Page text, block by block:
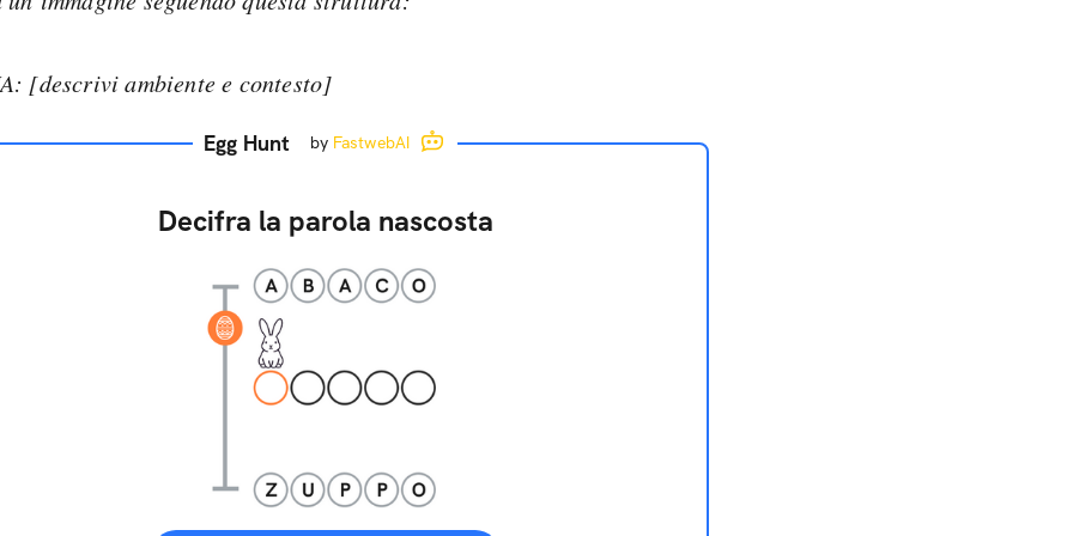
[descrivi ambiente e contesto]
Egg Hunt by FastwebAI
Decifra la parola nascosta